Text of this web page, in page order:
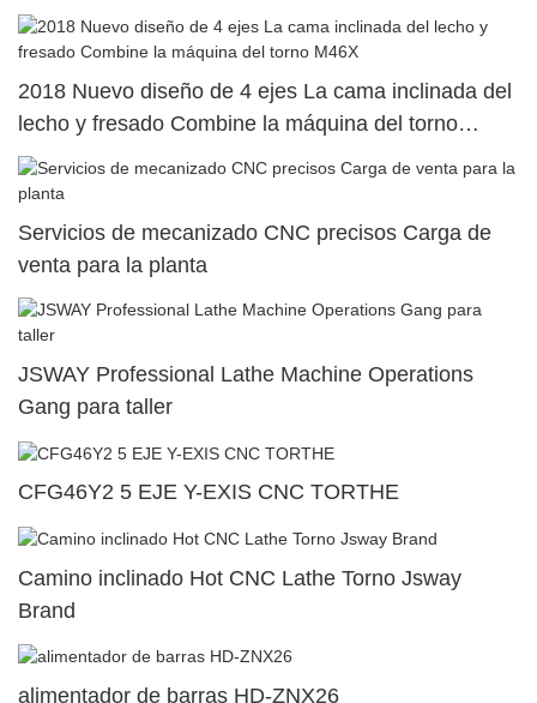
superior dual95
2018 Nuevo diseño de 4 ejes La cama inclinada del
lecho y fresado Combine la máquina del torno
M46X
Servicios de mecanizado CNC precisos Carga de
venta para la planta
JSWAY Professional Lathe Machine Operations
Gang para taller
CFG46Y2 5 EJE Y-EXIS CNC TORTHE
Camino inclinado Hot CNC Lathe Torno Jsway
Brand
alimentador de barras HD-ZNX26